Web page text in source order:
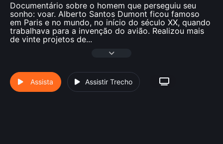
Documentário sobre o homem que perseguiu seu
sonho: voar. Alberto Santos Dumont ficou famoso
em Paris e no mundo, no início do século XX, quando
trabalhava para a invenção do avião. Realizou mais
de vinte projetos de...
Assista Assistir Trecho